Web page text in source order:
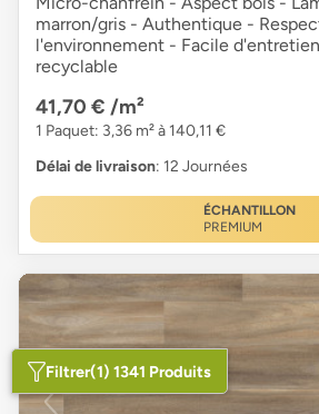
marron/gris - Authentique -
l'environnement - Facile
recyclable
41,70 € /m²
1 Paquet: 3,36 m² à 140,11 €
Délai de livraison: 12 Journées
ÉCHANTILLON
PREMIUM
Filtrer(1) 1341 Produits